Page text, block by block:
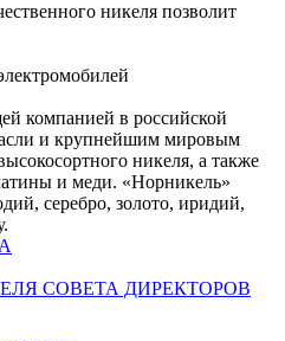
никеля позволит
компанией в российской
и крупнейшим мировым
никеля, а также
и меди. «Норникель»
серебро, золото, иридий,
СОВЕТА ДИРЕКТОРОВ